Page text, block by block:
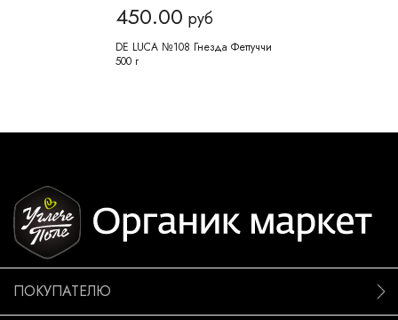
450.00 руб
DE LUCA №108 Гнезда Феттуччи
500 г
ПОКУПАТЕЛЮ